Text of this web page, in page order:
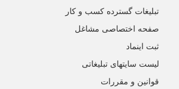
تبلیغات گسترده کسب و کار
صفحه اختصاصی مشاغل
ثبت اینماد
لیست سایتهای تبلیغاتی
قوانین و مقررات